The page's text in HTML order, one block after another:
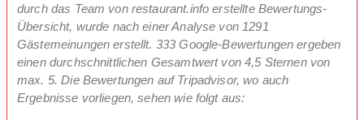
durch das Team von restaurant.info erstellte Bewertungs-
Übersicht, wurde nach einer Analyse von 1291
Gästemeinungen erstellt. 333 Google-Bewertungen ergeben
einen durchschnittlichen Gesamtwert von 4,5 Sternen von
max. 5. Die Bewertungen auf Tripadvisor, wo auch
Ergebnisse vorliegen, sehen wie folgt aus: